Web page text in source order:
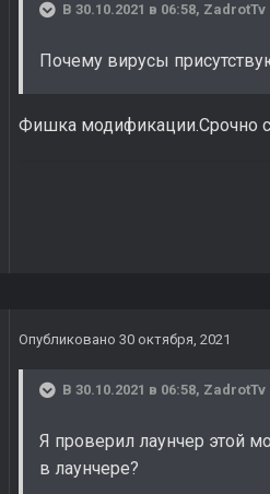
В 30.10.2021 в 06:58, ZadrotTv
Почему вирусы
Фишка модификации.Срочно
Опубликовано 30 октября, 2021
В 30.10.2021 в 06:58, ZadrotTv
Я проверил лаунчер этой
в лаунчере?